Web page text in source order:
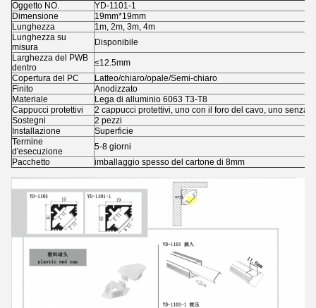
Oggetto NO.
YD-1101-1
Dimensione
19mm*19mm
Lunghezza
1m, 2m, 3m, 4m
Lunghezza su
misura
Disponibile
Larghezza del PWB
dentro
≤12.5mm
Copertura del PC
Latteo/chiaro/opale/Semi-chiaro
Finito
Anodizzato
Materiale
Lega di alluminio 6063 T3-T8
Cappucci protettivi
2 cappucci protettivi, uno con il foro del cavo, uno senza
Sostegni
2 pezzi
Installazione
Superficie
Termine
d'esecuzione
5-8 giorni
Pacchetto
imballaggio spesso del cartone di 8mm